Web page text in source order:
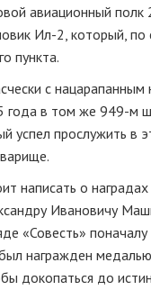
авиационный полк
Ил-2, который, по
пункта.
с
года в том же 949-м
успел прослужить в
написать о
Ивановичу
«Совесть»
награжден
докопаться до